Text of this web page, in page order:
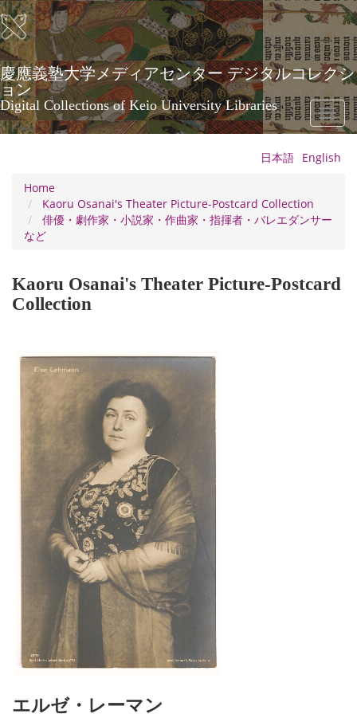
Skip
to
main
content
慶應義塾大学メディアセンター デジタルコレクシ
ョン
Digital Collections of Keio University Libraries
Toggle
日本語 English
Home
Kaoru Osanai's Theater Picture-Postcard Collection
俳優・劇作家・小説家・作曲家・指揮者・バレエダンサー
など
Kaoru Osanai's Theater Picture-Postcard
Collection
エルゼ・レーマン